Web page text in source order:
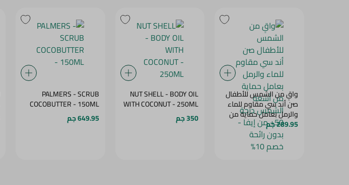
واقٍ من الشمس للأطفال
صن أند سي مقاوم للماء
والرمل بعامل حماية من
من إيفا - بدون رائحة خصم
289.95 جم
NUT SHELL - BODY OIL
WITH COCONUT - 250ML
350 جم
PALMERS - SCRUB
COCOBUTTER - 150ML
649.95 جم